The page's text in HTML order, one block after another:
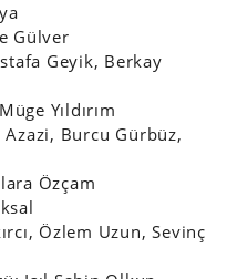
Gülver
Geyik, Berkay
Yıldırım
Burcu Gürbüz,
Özçam
Özlem Uzun, Sevinç